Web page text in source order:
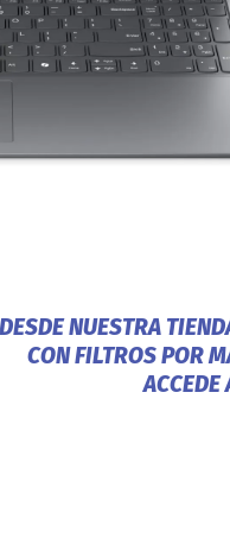
DESDE NUESTRA
CON FILTROS POR
ACCEDE